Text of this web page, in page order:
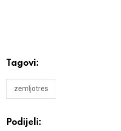
Tagovi:
zemljotres
Podijeli: